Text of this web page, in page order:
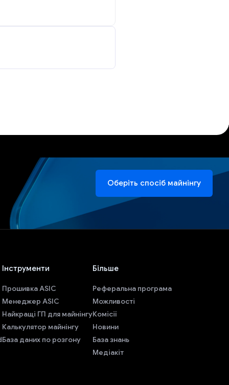
Оберіть спосіб майнінгу
Інструменти
Прошивка ASIC
Менеджер ASIC
Найкращі ГП для майнінгу
Калькулятор майнінгу
База даних по розгону
Більше
Реферальна програма
Можливості
Комісії
Новини
База знань
Медіакіт